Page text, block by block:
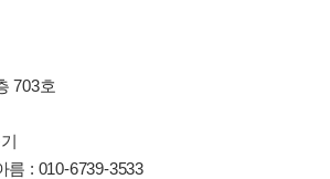
703호
: 010-6739-3533